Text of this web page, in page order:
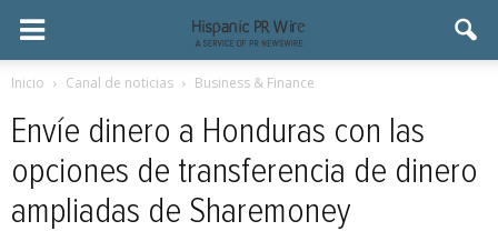
Inicio Canal de noticias Business & Finance
Envíe dinero a Honduras con las
opciones de transferencia de dinero
ampliadas de Sharemoney